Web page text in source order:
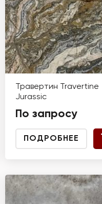
Травертин Travertine
Jurassic
По запросу
ПОДРОБНЕЕ